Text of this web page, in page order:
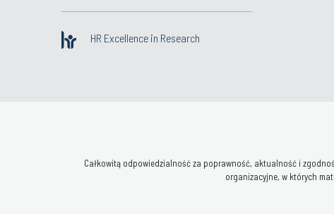
HR Excellence in Research
Całkowitą odpowiedzialność za poprawność, aktualność i
organizacyjne, w których